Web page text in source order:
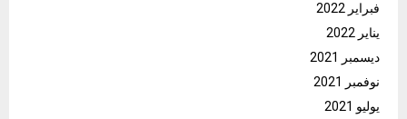
فبراير 2022
يناير 2022
ديسمبر 2021
نوفمبر 2021
يوليو 2021